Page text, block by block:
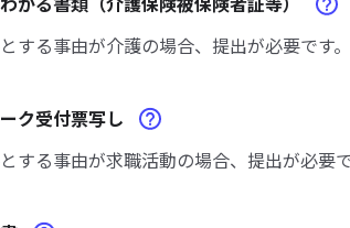
する事由が介護の場合、提出が必要です。
ク受付票写し
する事由が求職活動の場合、提出が必要で